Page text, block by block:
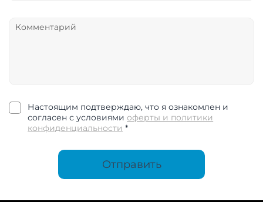
Настоящим подтверждаю, что я ознакомлен и
согласен с условиямиоферты и политики
конфиденциальности *
Отправить